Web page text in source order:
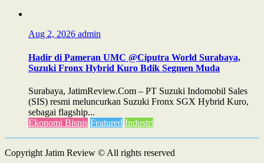
Aug 2, 2026 admin
Hadir di Pameran UMC @Ciputra World Surabaya,
Suzuki Fronx Hybrid Kuro Bdik Segmen Muda
Surabaya, JatimReview.Com – PT Suzuki Indomobil Sales
(SIS) resmi meluncurkan Suzuki Fronx SGX Hybrid Kuro,
sebagai flagship...
Ekonomi Bisnis Featured Industri
Copyright Jatim Review © All rights reserved